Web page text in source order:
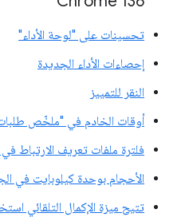
تحسينات على "لوحة الأداء"
إحصاءات الأداء الجديدة
النقر للتمييز
أوقات الخادم في "ملخّص
فلترة ملفات تعريف الارتباط
الأحجام بوحدة كيلوبايت في